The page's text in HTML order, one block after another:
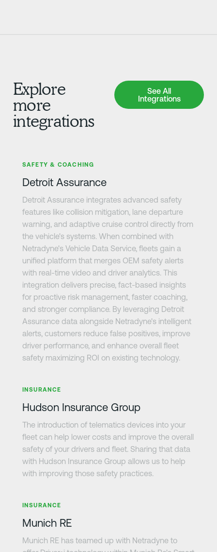
Explore
more
integrations
See All
Integrations
See All Integrations
SAFETY & COACHING
Detroit Assurance
Detroit Assurance integrates advanced safety
features like collision mitigation, lane departure
warning, and adaptive cruise control directly from
the vehicle's systems. When combined with
Netradyne's Vehicle Data Service, fleets gain a
unified platform that merges OEM safety alerts
with real-time video and driver analytics. This
integration delivers precise, fact-based insights
for proactive risk management, faster coaching,
and stronger compliance. By leveraging Detroit
Assurance data alongside Netradyne's intelligent
alerts, customers reduce false positives, improve
driver performance, and enhance overall fleet
safety maximizing ROI on existing technology.
INSURANCE
Hudson Insurance Group
The introduction of telematics devices into your
fleet can help lower costs and improve the overall
safety of your drivers and fleet. Sharing that data
with Hudson Insurance Group allows us to help
with improving those safety practices.
INSURANCE
Munich RE
Munich RE has teamed up with Netradyne to